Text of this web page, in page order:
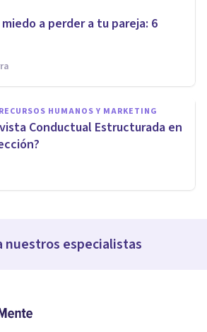
a perder a tu pareja: 6
HUMANOS Y MARKETING
Conductual Estructurada en
nuestros especialistas